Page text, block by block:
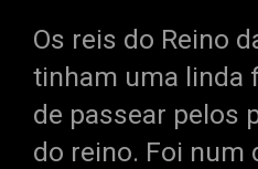
Os reis do Reino
tinham uma linda
de passear pelos
do reino. Foi num